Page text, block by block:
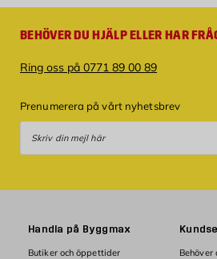
BEHÖVER DU HJÄLP ELLER HAR
Ring oss på 0771 89 00 89
Prenumerera på vårt nyhetsbrev
Handla på Byggmax
Butiker och öppettider
Behöver